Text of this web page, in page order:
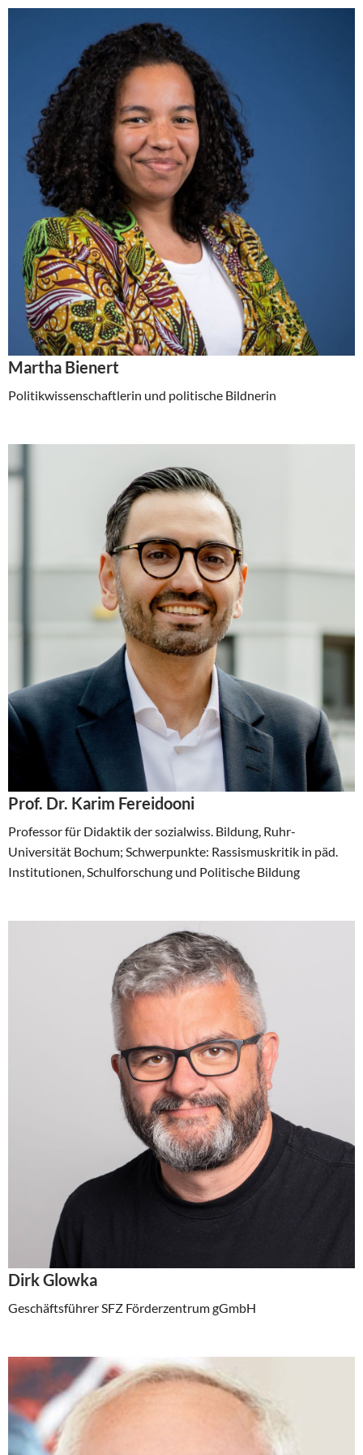
Martha Bienert
Politikwissenschaftlerin und politische Bildnerin
Prof. Dr. Karim Fereidooni
Professor für Didaktik der sozialwiss. Bildung, Ruhr-
Universität Bochum; Schwerpunkte: Rassismuskritik in päd.
Institutionen, Schulforschung und Politische Bildung
Dirk Glowka
Geschäftsführer SFZ Förderzentrum gGmbH